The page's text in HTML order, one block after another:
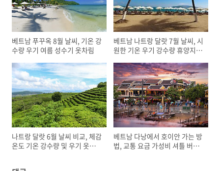
베트남 푸꾸옥 8월 날씨, 기온 강
수량 우기 여름 성수기 옷차림
베트남 나트랑 달랏 7월 날씨, 시
원한 기온 우기 강수량 휴양지
나트랑 달랏 6월 날씨 비교, 체감
온도 기온 강수량 및 우기 옷차
베트남 다낭에서 호이안 가는 방
법, 교통 요금 가성비 셔틀 버스